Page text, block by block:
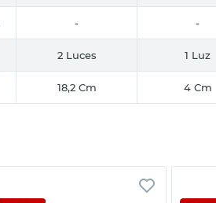
- -
2 Luces 1 Luz
18,2 Cm 4 Cm